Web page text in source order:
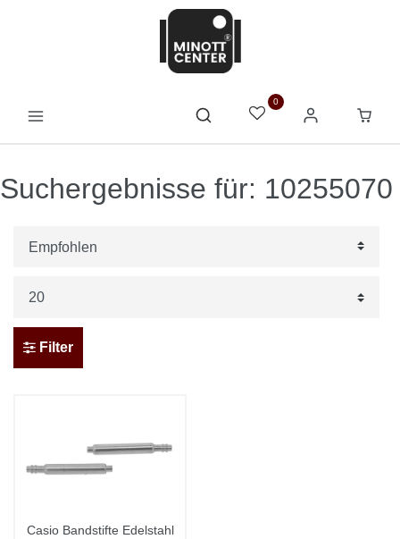
0
Suchergebnisse für: 10255070
Filter
Casio Bandstifte Edelstahl